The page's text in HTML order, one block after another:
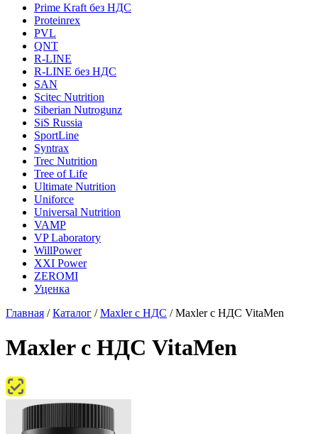
Prime Kraft без НДС
Proteinrex
PVL
QNT
R-LINE
R-LINE без НДС
SAN
Scitec Nutrition
Siberian Nutrogunz
SiS Russia
SportLine
Syntrax
Trec Nutrition
Tree of Life
Ultimate Nutrition
Uniforce
Universal Nutrition
VAMP
VP Laboratory
WillPower
XXI Power
ZEROMI
Уценка
Главная /Каталог /Maxler с НДС /Maxler с НДС VitaMen
Maxler с НДС VitaMen